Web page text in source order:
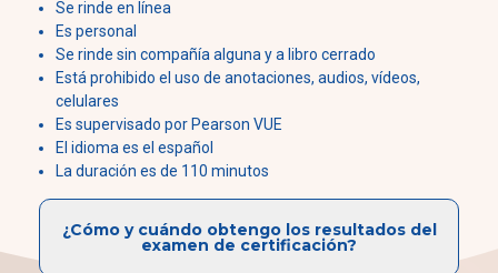
Se rinde en línea
Es personal
Se rinde sin compañía alguna y a libro cerrado
Está prohibido el uso de anotaciones, audios, vídeos,
celulares
Es supervisado por Pearson VUE
El idioma es el español
La duración es de 110 minutos
¿Cómo y cuándo obtengo los resultados del
examen de certificación?